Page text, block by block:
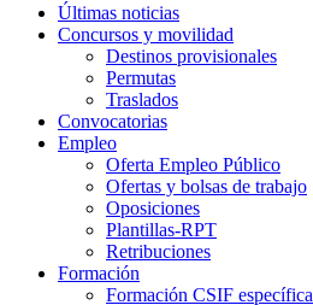
Últimas noticias
Concursos y movilidad
Destinos provisionales
Permutas
Traslados
Convocatorias
Empleo
Oferta Empleo Público
Ofertas y bolsas de trabajo
Oposiciones
Plantillas-RPT
Retribuciones
Formación
Formación CSIF específica